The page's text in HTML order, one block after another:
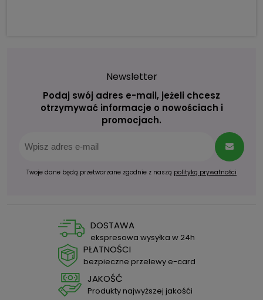
Newsletter
Podaj swój adres e-mail, jeżeli chcesz
otrzymywać informacje o nowościach i
promocjach.
Twoje dane będą przetwarzane zgodnie z naszą polityką prywatności
DOSTAWA
ekspresowa wysyłka w 24h
PŁATNOŚCI
bezpieczne przelewy e-card
JAKOŚĆ
Produkty najwyższej jakośći